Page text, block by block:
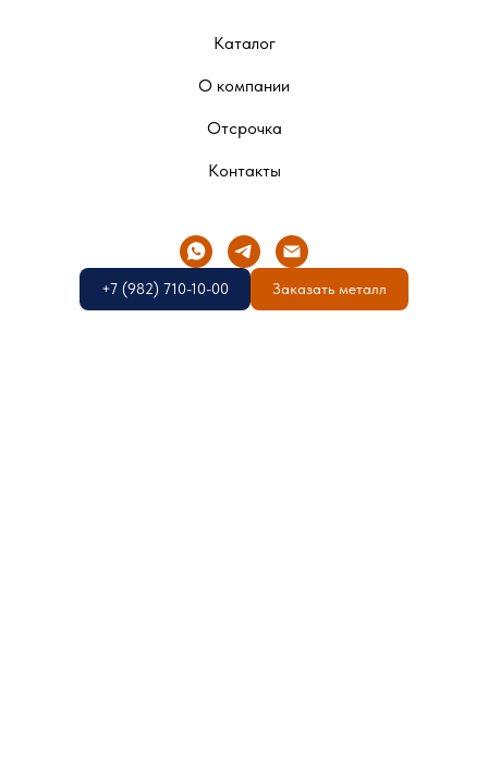
Каталог
О компании
Отсрочка
Контакты
+7 (982) 710-10-00 Заказать металл